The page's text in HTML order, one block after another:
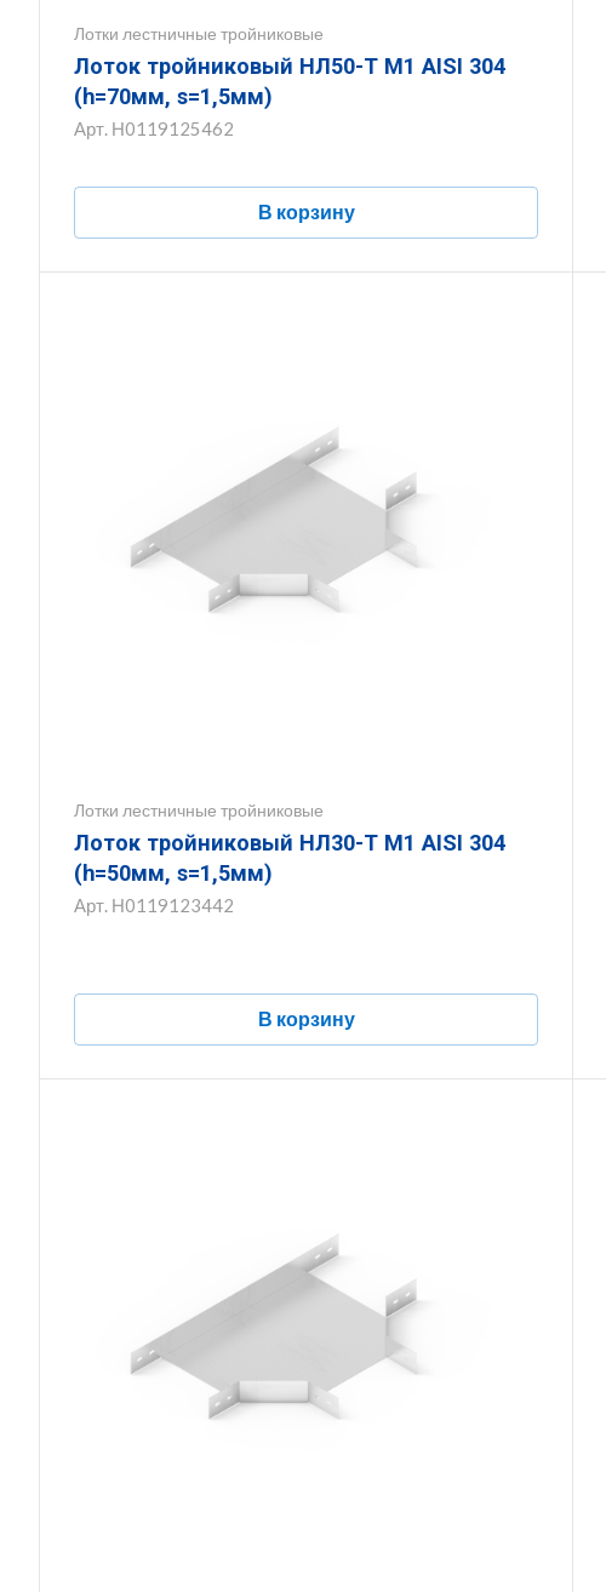
Лотки лестничные тройниковые
Лоток тройниковый НЛ50-Т М1 AISI 304
(h=70мм, s=1,5мм)
Арт. Н0119125462
В корзину
Лотки лестничные тройниковые
Лоток тройниковый НЛ30-Т М1 AISI 304
(h=50мм, s=1,5мм)
Арт. Н0119123442
В корзину